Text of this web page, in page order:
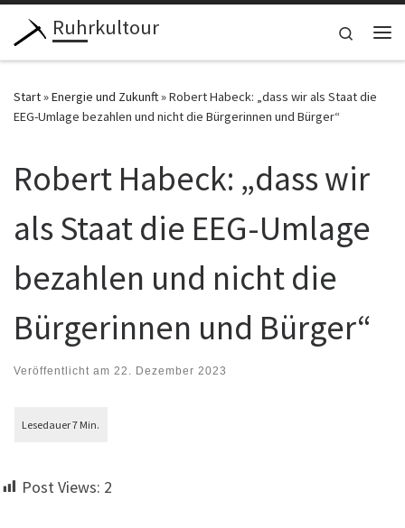
Zum Inhalt springen
Ruhrkultour
Search
Start»Energie und Zukunft»Robert Habeck: „dass wir als Staat die
EEG-Umlage bezahlen und nicht die Bürgerinnen und Bürger“
Robert Habeck: „dass wir
als Staat die EEG-Umlage
bezahlen und nicht die
Bürgerinnen und Bürger“
Veröffentlicht am 22. Dezember 2023
Post Views: 2